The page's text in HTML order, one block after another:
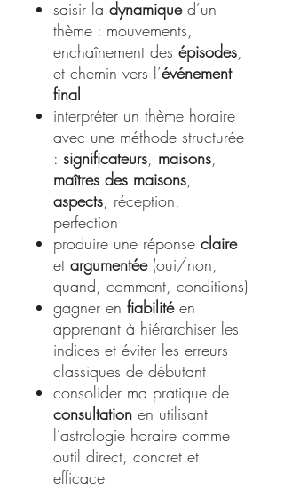
saisir la dynamiqued’un
thème : mouvements,
enchaînement des épisodes
et chemin vers l’événement
final
interpréter un thème horaire
avec une méthode structurée
: significateurs maisons
maîtres des maisons
aspects , réception,
perfection
produire une réponse claire
et argumentée(oui/non,
quand, comment, conditions)
gagner en fiabilitéen
apprenant à hiérarchiser les
indices et éviter les erreurs
classiques de débutant
consolider ma pratique de
consultation en utilisant
l’astrologie horaire comme
outil direct, concret et
efficace